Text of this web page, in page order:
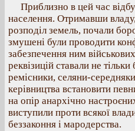
Приблизно в цей час
населення. Отримавши
розподіл земель, почали
змушені були проводити
забезпечення ним
реквізицій ставали не тільки
ремісники, селяни-
керівництва встановити
на опір анархічно
виступили проти всякої
беззаконня і мародерства.